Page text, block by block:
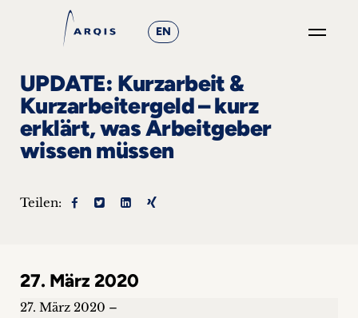
EN
Fokusgruppen
News
Events
+
UPDATE: Kurzarbeit &
Kurzarbeitergeld – kurz
erklärt, was Arbeitgeber
wissen müssen
Teilen:
27. März 2020
27. März 2020 –